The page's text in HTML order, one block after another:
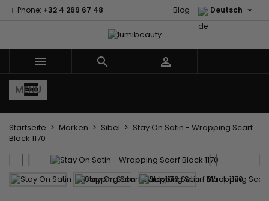
Phone: +32 4 269 67 48 Deutsch 
Blog
  
MENU
Startseite Marken Sibel
Stay On Satin - Wrapping Scarf
Black 1170